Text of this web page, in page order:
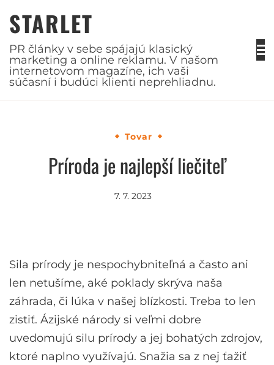
toSTARLET
PR články v sebe spájajú klasický
marketing a online reklamu. V našom
internetovom magazíne, ich vaši
súčasní i budúci klienti neprehliadnu.
Tovar
Príroda je najlepší liečiteľ
7. 7. 2023
Sila prírody je nespochybniteľná a často ani
len netušíme, aké poklady skrýva naša
záhrada, či lúka v našej blízkosti. Treba to len
zistiť. Ázijské národy si veľmi dobre
uvedomujú silu prírody a jej bohatých zdrojov,
ktoré naplno využívajú. Snažia sa z nej ťažiť